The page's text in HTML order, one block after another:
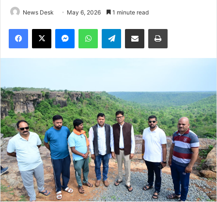
News Desk May 6, 2026 1 minute read
Facebook
X MessengerWhatsAppTelegramShare via Email Print